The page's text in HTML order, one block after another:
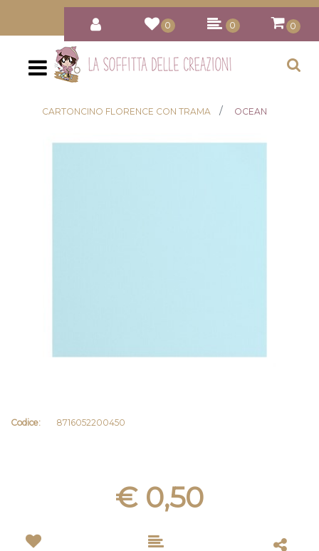
0 0 0
Open
CARTONCINO FLORENCE CON TRAMA OCEAN
Codice: 8716052200450
€ 0,50